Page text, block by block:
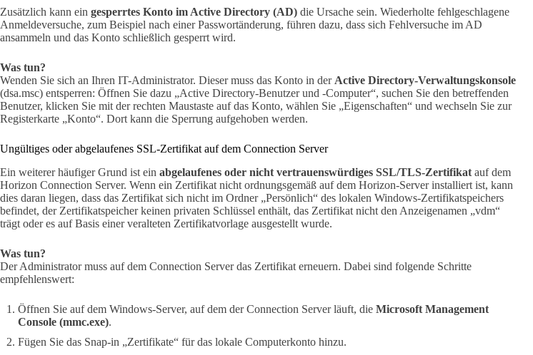
Zusätzlich kann ein gesperrtes Konto im Active Directory (AD) die Ursache sein. Wiederholte fehlgeschlagene
Anmeldeversuche, zum Beispiel nach einer Passwortänderung, führen dazu, dass sich Fehlversuche im AD
ansammeln und das Konto schließlich gesperrt wird.
Was tun?
Wenden Sie sich an Ihren IT-Administrator. Dieser muss das Konto in der Active Directory-Verwaltungskonsole
(dsa.msc) entsperren: Öffnen Sie dazu „Active Directory-Benutzer und -Computer“, suchen Sie den betreffenden
Benutzer, klicken Sie mit der rechten Maustaste auf das Konto, wählen Sie „Eigenschaften“ und wechseln Sie zur
Registerkarte „Konto“. Dort kann die Sperrung aufgehoben werden.
Ungültiges oder abgelaufenes SSL-Zertifikat auf dem Connection Server
Ein weiterer häufiger Grund ist ein abgelaufenes oder nicht vertrauenswürdiges SSL/TLS-Zertifikat auf dem
Horizon Connection Server. Wenn ein Zertifikat nicht ordnungsgemäß auf dem Horizon-Server installiert ist, kann
dies daran liegen, dass das Zertifikat sich nicht im Ordner „Persönlich“ des lokalen Windows-Zertifikatspeichers
befindet, der Zertifikatspeicher keinen privaten Schlüssel enthält, das Zertifikat nicht den Anzeigenamen „vdm“
trägt oder es auf Basis einer veralteten Zertifikatvorlage ausgestellt wurde.
Was tun?
Der Administrator muss auf dem Connection Server das Zertifikat erneuern. Dabei sind folgende Schritte
empfehlenswert:
Öffnen Sie auf dem Windows-Server, auf dem der Connection Server läuft, die Microsoft Management
Console (mmc.exe).
Fügen Sie das Snap-in „Zertifikate“ für das lokale Computerkonto hinzu.